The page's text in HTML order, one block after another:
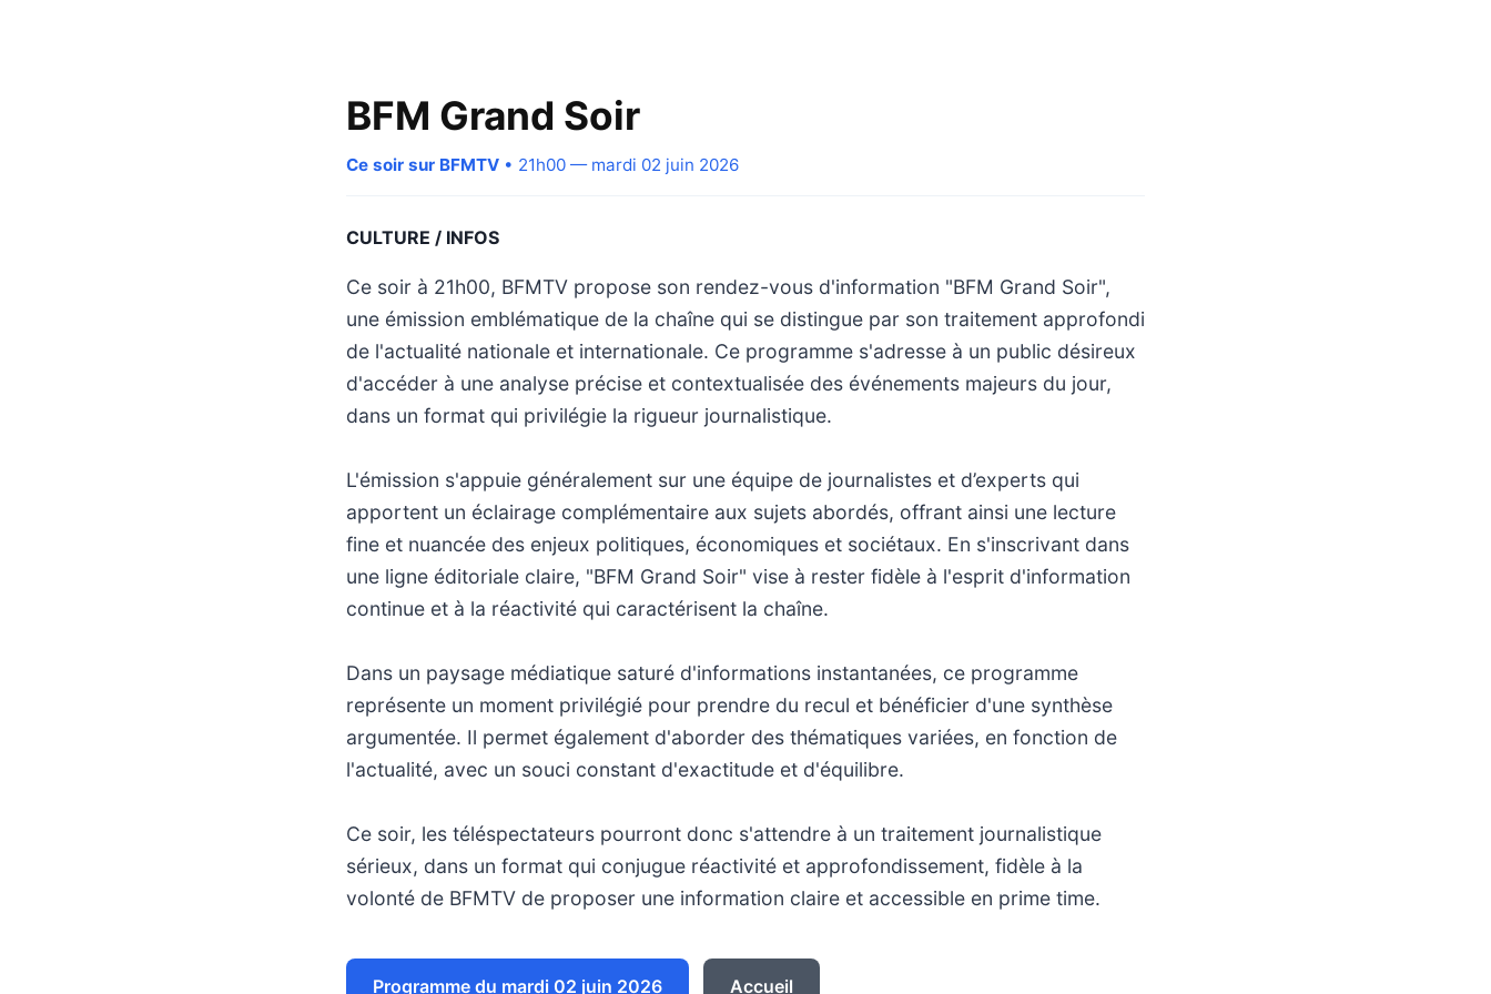
BFM Grand Soir
Ce soir sur BFMTV • 21h00 — mardi 02 juin 2026
CULTURE / INFOS
Ce soir à 21h00, BFMTV propose son rendez-vous d'information "BFM Grand Soir",
une émission emblématique de la chaîne qui se distingue par son traitement approfondi
de l'actualité nationale et internationale. Ce programme s'adresse à un public désireux
d'accéder à une analyse précise et contextualisée des événements majeurs du jour,
dans un format qui privilégie la rigueur journalistique.
L'émission s'appuie généralement sur une équipe de journalistes et d’experts qui
apportent un éclairage complémentaire aux sujets abordés, offrant ainsi une lecture
fine et nuancée des enjeux politiques, économiques et sociétaux. En s'inscrivant dans
une ligne éditoriale claire, "BFM Grand Soir" vise à rester fidèle à l'esprit d'information
continue et à la réactivité qui caractérisent la chaîne.
Dans un paysage médiatique saturé d'informations instantanées, ce programme
représente un moment privilégié pour prendre du recul et bénéficier d'une synthèse
argumentée. Il permet également d'aborder des thématiques variées, en fonction de
l'actualité, avec un souci constant d'exactitude et d'équilibre.
Ce soir, les téléspectateurs pourront donc s'attendre à un traitement journalistique
sérieux, dans un format qui conjugue réactivité et approfondissement, fidèle à la
volonté de BFMTV de proposer une information claire et accessible en prime time.
Programme du mardi 02 juin 2026 Accueil